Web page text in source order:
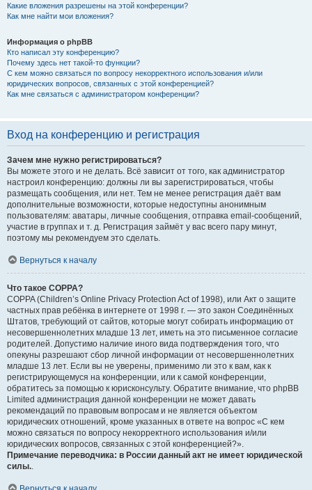
Какие вложения разрешены на этой конференции?
Как мне найти мои вложения?
Информация о phpBB
Кто написал эту конференцию?
Почему здесь нет такой-то функции?
С кем можно связаться по вопросу некорректного использования и/или
юридических вопросов, связанных с этой конференцией?
Как мне связаться с администратором конференции?
Вход на конференцию и регистрация
Зачем мне нужно регистрироваться?
Вы можете этого и не делать. Всё зависит от того, как администратор
настроил конференцию: должны ли вы зарегистрироваться, чтобы
размещать сообщения, или нет. Тем не менее регистрация даёт вам
дополнительные возможности, которые недоступны анонимным
пользователям: аватары, личные сообщения, отправка email-сообщений,
участие в группах и т. д. Регистрация займёт у вас всего пару минут,
поэтому мы рекомендуем это сделать.
Вернуться к началу
Что такое COPPA?
COPPA (Children’s Online Privacy Protection Act of 1998), или Акт о защите
частных прав ребёнка в интернете от 1998 г. — это закон Соединённых
Штатов, требующий от сайтов, которые могут собирать информацию от
несовершеннолетних младше 13 лет, иметь на это письменное согласие
родителей. Допустимо наличие иного вида подтверждения того, что
опекуны разрешают сбор личной информации от несовершеннолетних
младше 13 лет. Если вы не уверены, применимо ли это к вам, как к
регистрирующемуся на конференции, или к самой конференции,
обратитесь за помощью к юрисконсульту. Обратите внимание, что phpBB
Limited администрация данной конференции не может давать
рекомендаций по правовым вопросам и не является объектом
юридических отношений, кроме указанных в ответе на вопрос «С кем
можно связаться по вопросу некорректного использования и/или
юридических вопросов, связанных с этой конференцией?».
Примечание переводчика: в России данный акт не имеет юридической
силы..